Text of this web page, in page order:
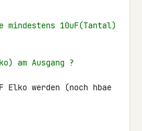
mindestens 10uF(Tantal)
am Ausgang ?
werden (noch hbae